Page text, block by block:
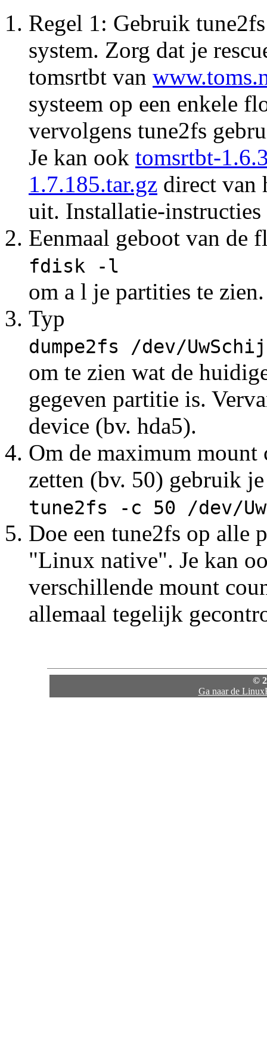
Regel 1: Gebruik
system. Zorg dat je
tomsrtbt van
systeem op een enkele
vervolgens tune2fs
Je kan ook tomsrtbt-
1.7.185.tar.gz direct van
uit. Installatie-
Eenmaal geboot van de
fdisk -l
om a l je partities te zien.
Typ
dumpe2fs /dev/
om te zien wat de
gegeven partitie is.
device (bv. hda5).
Om de maximum mount
zetten (bv. 50) gebruik je
tune2fs -c 50 /dev/
Doe een tune2fs op alle
"Linux native". Je kan
verschillende mount
allemaal tegelijk
©
Ga naar de